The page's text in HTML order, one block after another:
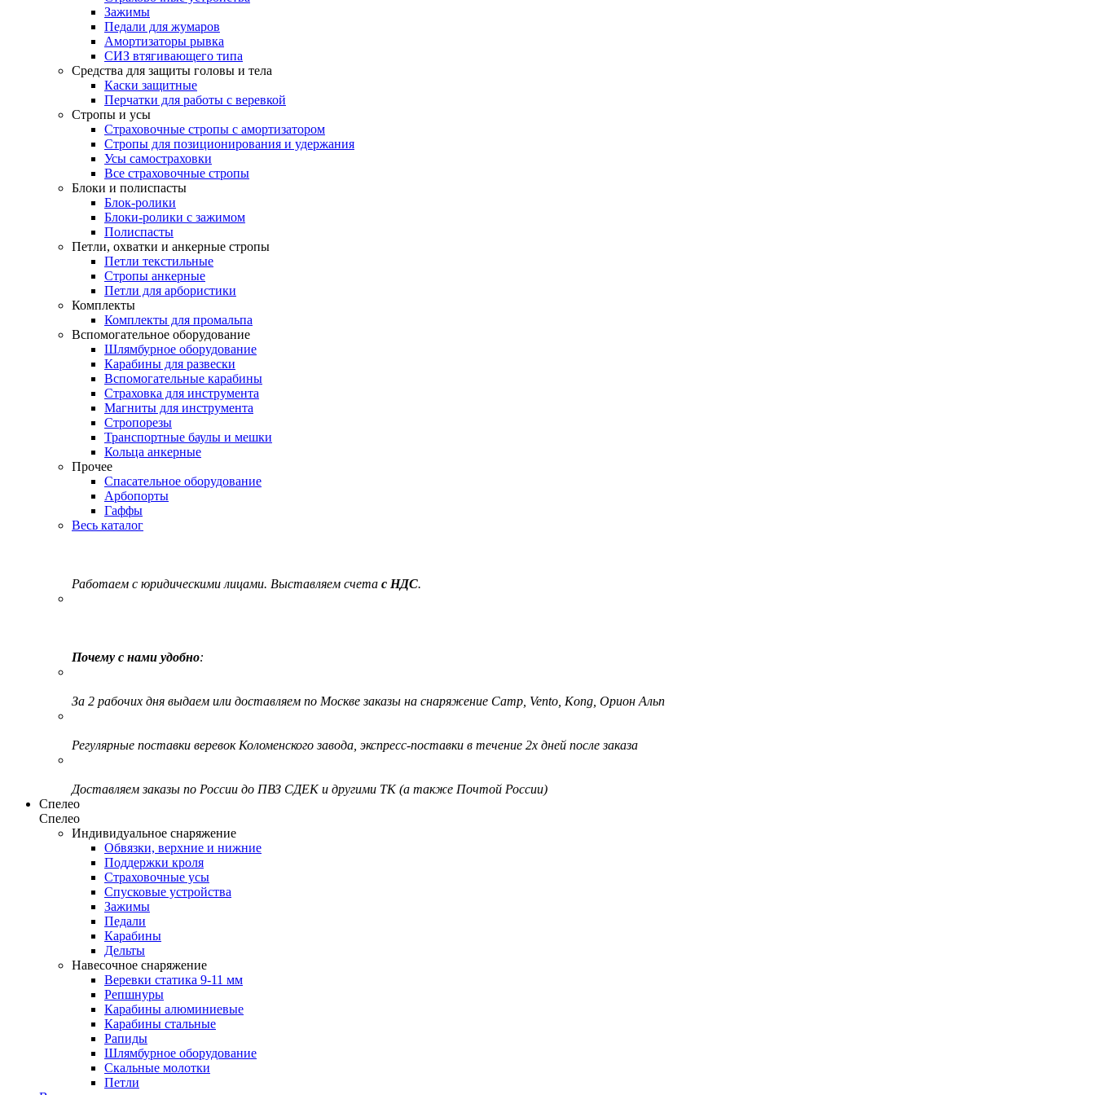
Зажимы
Педали для жумаров
Амортизаторы рывка
СИЗ втягивающего типа
Средства для защиты головы и тела
Каски защитные
Перчатки для работы с веревкой
Стропы и усы
Страховочные стропы с амортизатором
Стропы для позиционирования и удержания
Усы самостраховки
Все страховочные стропы
Блоки и полиспасты
Блок-ролики
Блоки-ролики с зажимом
Полиспасты
Петли, охватки и анкерные стропы
Петли текстильные
Стропы анкерные
Петли для арбористики
Комплекты
Комплекты для промальпа
Вспомогательное оборудование
Шлямбурное оборудование
Карабины для развески
Вспомогательные карабины
Страховка для инструмента
Магниты для инструмента
Стропорезы
Транспортные баулы и мешки
Кольца анкерные
Прочее
Спасательное оборудование
Арбопорты
Гаффы
Весь каталог
Работаем с юридическими лицами. Выставляем счета с НДС.
Почему с нами удобно:
За 2 рабочих дня выдаем или доставляем по Москве заказы на снаряжение Camp, Vento, Kong, Орион Альп
Регулярные поставки веревок Коломенского завода, экспресс-поставки в течение 2х дней после заказа
Доставляем заказы по России до ПВЗ СДЕК и другими ТК (а также Почтой России)
Спелео
Спелео
Индивидуальное снаряжение
Обвязки, верхние и нижние
Поддержки кроля
Страховочные усы
Спусковые устройства
Зажимы
Педали
Карабины
Дельты
Навесочное снаряжение
Веревки статика 9-11 мм
Репшнуры
Карабины алюминиевые
Карабины стальные
Рапиды
Шлямбурное оборудование
Скальные молотки
Петли